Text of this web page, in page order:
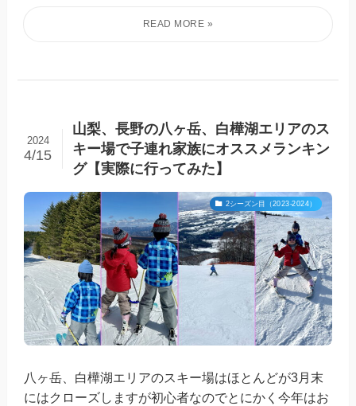
山梨、長野の八ヶ岳、白樺湖エリアのス
キー場で子連れ家族にオススメランキン
グ【実際に行ってみた】
2024
4/15
2シーズン目（2023-2024）
八ヶ岳、白樺湖エリアのスキー場はほとんどが3月末
にはクローズしますが初心者なのでとにかく今年はお